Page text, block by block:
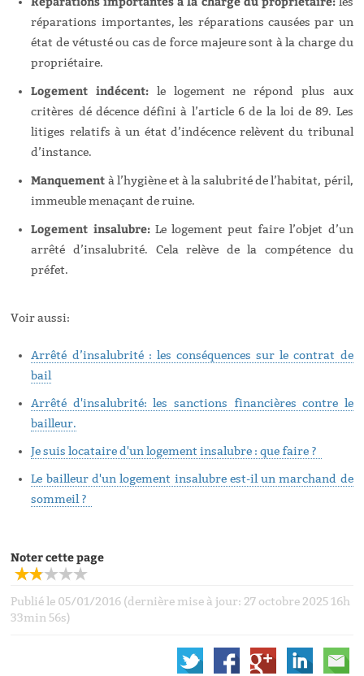
réparations importantes, les réparations causées par un
état de vétusté ou cas de force majeure sont à la charge du
propriétaire.
Logement indécent: le logement ne répond plus aux
critères dé décence défini à l’article 6 de la loi de 89. Les
litiges relatifs à un état d’indécence relèvent du tribunal
d’instance.
Manquement à l’hygiène et à la salubrité de l’habitat, péril,
immeuble menaçant de ruine.
Logement insalubre:Le logement peut faire l’objet d’un
arrêté d’insalubrité. Cela relève de la compétence du
préfet.
Voir aussi:
Arrêté d’insalubrité : les conséquences sur le contrat de
bail
Arrêté d'insalubrité: les sanctions financières contre le
bailleur.
Je suis locataire d'un logement insalubre : que faire ?
Le bailleur d'un logement insalubre est-il un marchand de
sommeil ?
Noter cette page
Publié le 05/01/2016 (dernière mise à jour: 27 octobre 2025 16h
33min 56s)